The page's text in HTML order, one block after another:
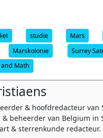
studie Mars
Marskolonie Surrey
Math
& hoofdredacteur van
beheerder van Belgium in
& sterrenkunde redacteur.